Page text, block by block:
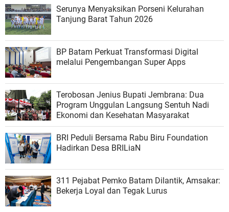
Serunya Menyaksikan Porseni Kelurahan
Tanjung Barat Tahun 2026
BP Batam Perkuat Transformasi Digital
melalui Pengembangan Super Apps
Terobosan Jenius Bupati Jembrana: Dua
Program Unggulan Langsung Sentuh Nadi
Ekonomi dan Kesehatan Masyarakat
BRI Peduli Bersama Rabu Biru Foundation
Hadirkan Desa BRILiaN
311 Pejabat Pemko Batam Dilantik, Amsakar:
Bekerja Loyal dan Tegak Lurus